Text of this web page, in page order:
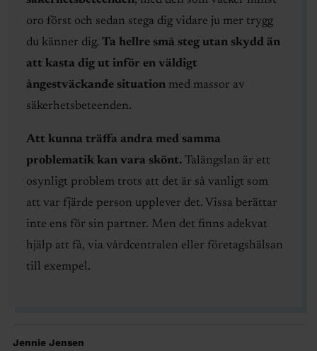
oro först och sedan stega dig vidare ju mer trygg
du känner dig. Ta hellre små steg utan skydd än
att kasta dig ut inför en väldigt
ångestväckande situation med massor av
säkerhetsbeteenden.
Att kunna träffa andra med samma
problematik kan vara skönt. Talängslan är ett
osynligt problem trots att det är så vanligt som
att var fjärde person upplever det. Vissa berättar
inte ens för sin partner. Men det finns adekvat
hjälp att få, via vårdcentralen eller företagshälsan
till exempel.
Jennie Jensen